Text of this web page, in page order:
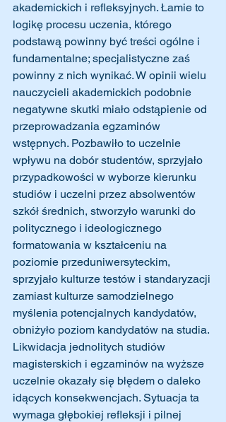
akademickich i refleksyjnych. Łamie to
logikę procesu uczenia, którego
podstawą powinny być treści ogólne i
fundamentalne; specjalistyczne zaś
powinny z nich wynikać. W opinii wielu
nauczycieli akademickich podobnie
negatywne skutki miało odstąpienie od
przeprowadzania egzaminów
wstępnych. Pozbawiło to uczelnie
wpływu na dobór studentów, sprzyjało
przypadkowości w wyborze kierunku
studiów i uczelni przez absolwentów
szkół średnich, stworzyło warunki do
politycznego i ideologicznego
formatowania w kształceniu na
poziomie przeduniwersyteckim,
sprzyjało kulturze testów i standaryzacji
zamiast kulturze samodzielnego
myślenia potencjalnych kandydatów,
obniżyło poziom kandydatów na studia.
Likwidacja jednolitych studiów
magisterskich i egzaminów na wyższe
uczelnie okazały się błędem o daleko
idących konsekwencjach. Sytuacja ta
wymaga głębokiej refleksji i pilnej